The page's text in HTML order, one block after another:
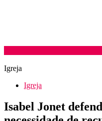
Igreja
Igreja
Isabel Jonet